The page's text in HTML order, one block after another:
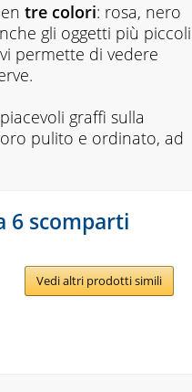
tre colori: rosa, nero
gli oggetti più piccoli
permette di vedere
graffi sulla
pulito e ordinato, ad
6 scomparti
Vedi altri prodotti simili